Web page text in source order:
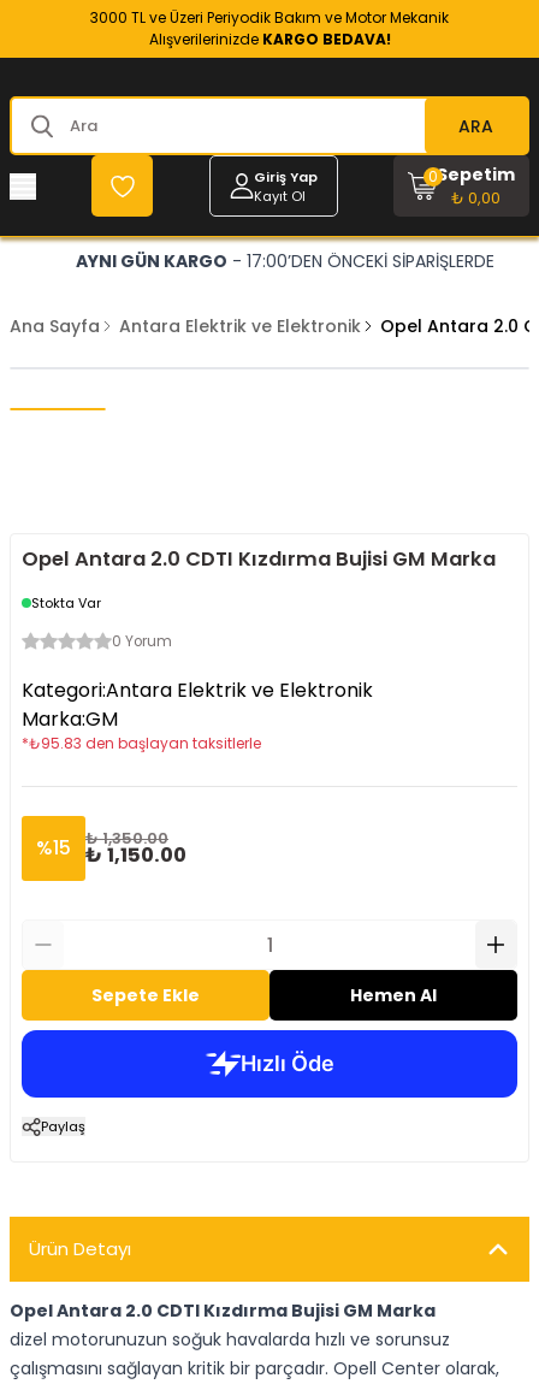
3000 TL ve Üzeri Periyodik Bakım ve Motor Mekanik
Alışverilerinizde KARGO BEDAVA!
ARA
Giriş Yap
Kayıt Ol
Sepetim
₺ 0,00
0
AYNI GÜN KARGO - 17:00’DEN ÖNCEKİ SİPARİŞLERDE
Ana Sayfa Antara Elektrik ve Elektronik Opel Antara 2.0
Opel Antara 2.0 CDTI Kızdırma Bujisi GM Marka
Stokta Var
0 Yorum
Kategori:Antara Elektrik ve Elektronik
Marka:GM
*₺95.83 den başlayan taksitlerle
%15 ₺ 1,350.00
₺ 1,150.00
Sepete Ekle Hemen Al
Paylaş
Ürün Detayı
Opel Antara 2.0 CDTI Kızdırma Bujisi GM Marka
dizel motorunuzun soğuk havalarda hızlı ve sorunsuz
çalışmasını sağlayan kritik bir parçadır. Opell Center olarak,